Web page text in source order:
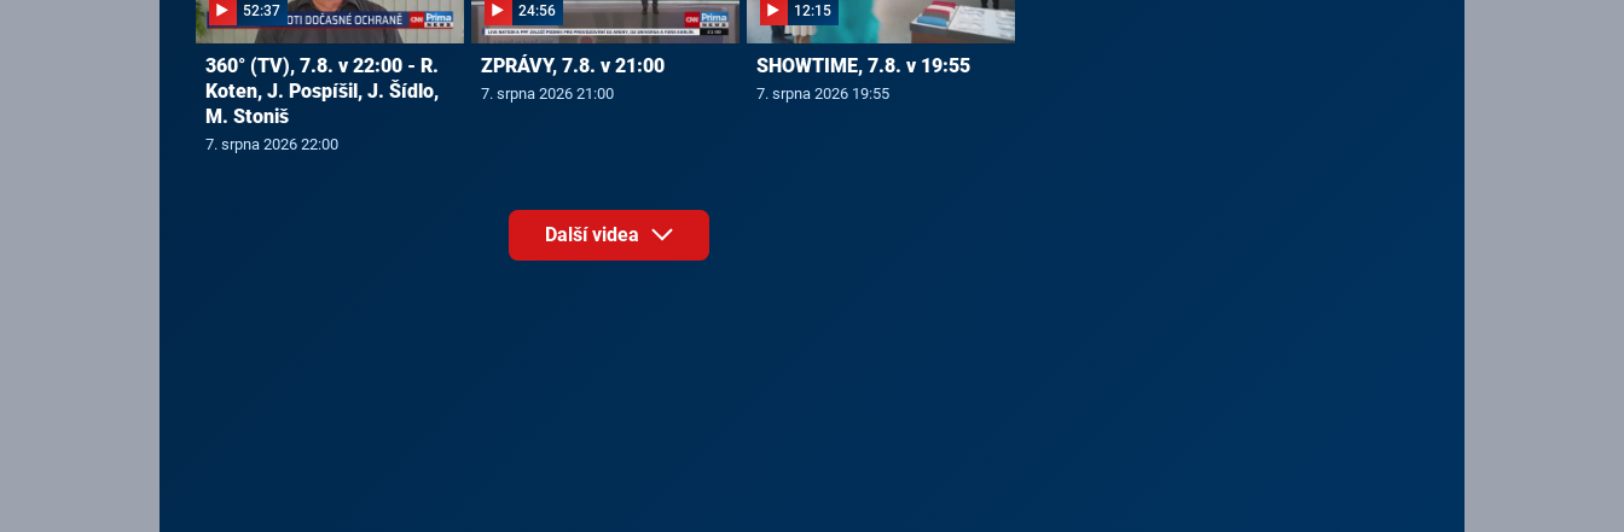
52:37
360° (TV), 7.8. v 22:00 - R.
Koten, J. Pospíšil, J. Šídlo,
M. Stoniš
7. srpna 2026 22:00
24:56
ZPRÁVY, 7.8. v 21:00
7. srpna 2026 21:00
12:15
SHOWTIME, 7.8. v 19:55
7. srpna 2026 19:55
Další videa